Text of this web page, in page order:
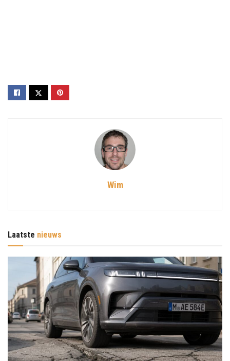
Wim
Laatste nieuws